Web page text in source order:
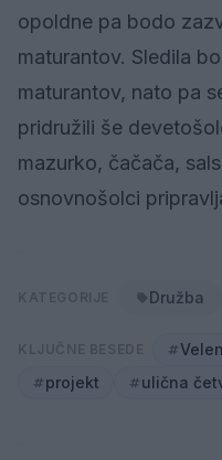
opoldne pa bodo
maturantov. Sledila
maturantov, nato pa
pridružili še
mazurko, čačača,
osnovnošolci
Družba
projekt
ulična